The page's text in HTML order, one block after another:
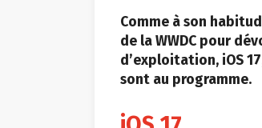
Comme à son
de la WWDC pour
d’exploitation, iOS
sont au programme.